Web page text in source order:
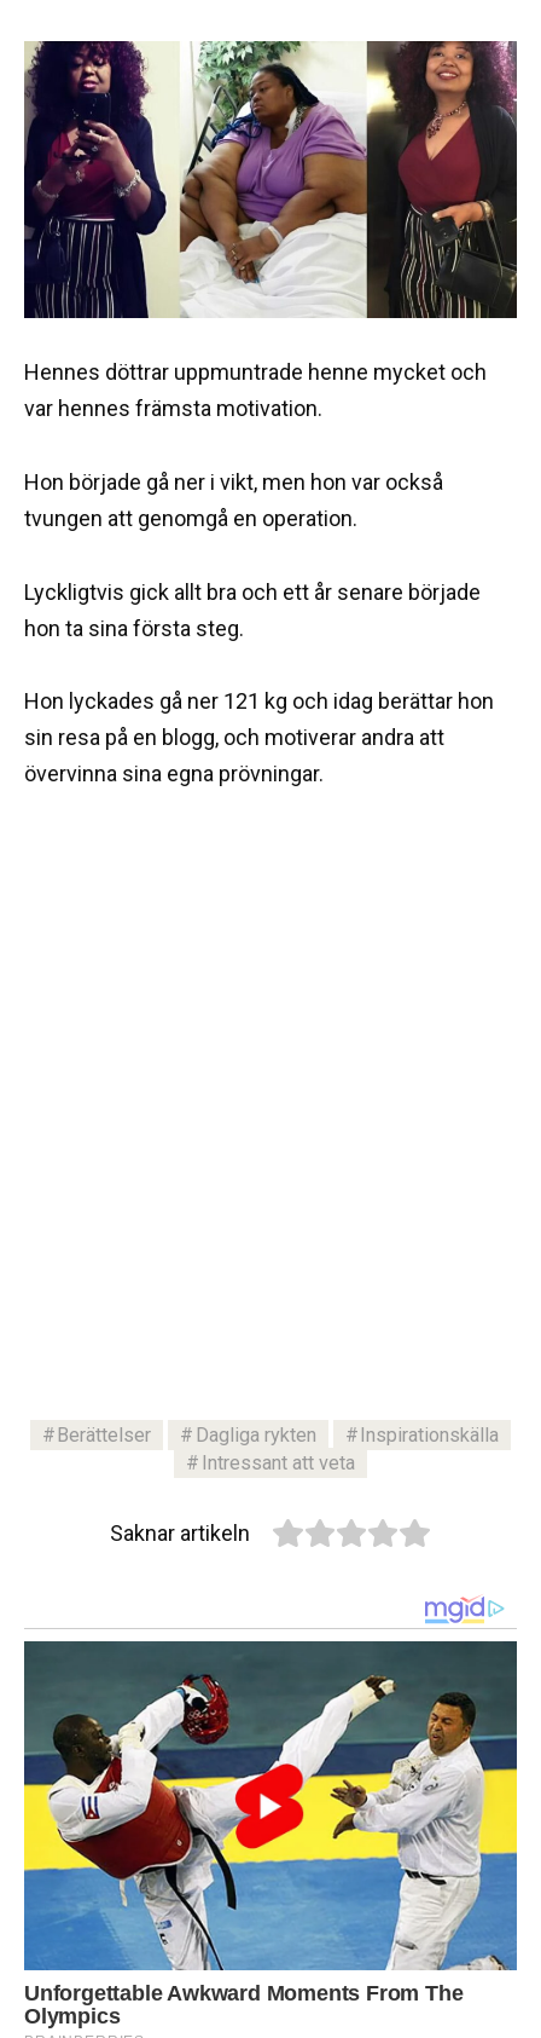
Hennes döttrar uppmuntrade henne mycket och
var hennes främsta motivation.
Hon började gå ner i vikt, men hon var också
tvungen att genomgå en operation.
Lyckligtvis gick allt bra och ett år senare började
hon ta sina första steg.
Hon lyckades gå ner 121 kg och idag berättar hon
sin resa på en blogg, och motiverar andra att
övervinna sina egna prövningar.
Berättelser Dagliga rykten
Inspirationskälla
Intressant att veta
Saknar artikeln